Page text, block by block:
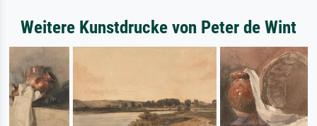
Weitere Kunstdrucke von Peter de Wint